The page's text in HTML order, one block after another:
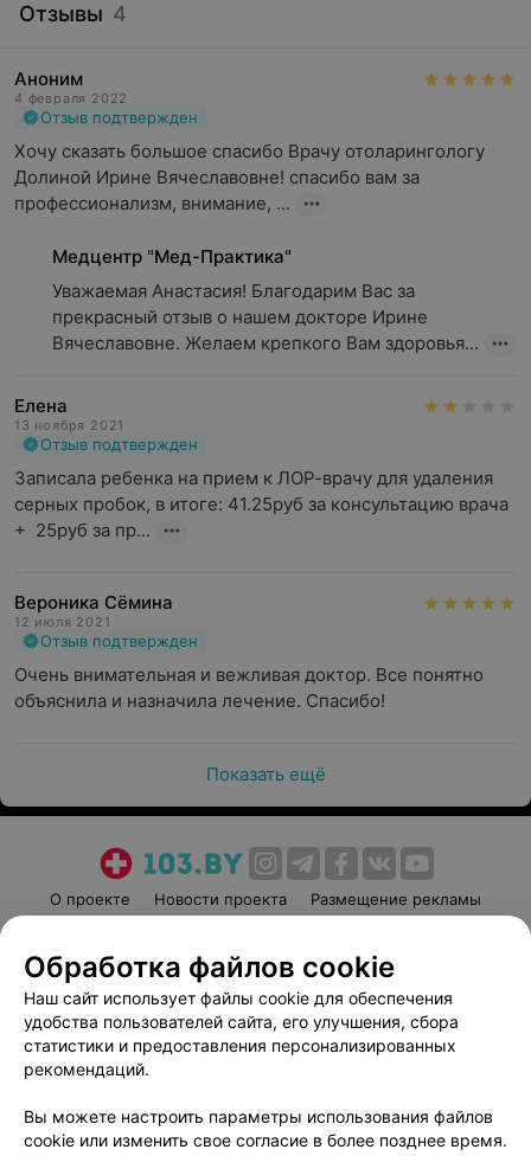
Отзывы 4
Аноним
4 февраля 2022
Отзыв подтвержден
Хочу сказать большое спасибо Врачу отоларингологу
Долиной Ирине Вячеславовне! спасибо вам за
профессионализм, внимание, ...
Медцентр "Мед-Практика"
Уважаемая Анастасия! Благодарим Вас за
прекрасный отзыв о нашем докторе Ирине
Вячеславовне. Желаем крепкого Вам здоровья...
Елена
13 ноября 2021
Отзыв подтвержден
Записала ребенка на прием к ЛОР-врачу для удаления
серных пробок, в итоге: 41.25руб за консультацию врача
+  25руб за пр...
Вероника Сёмина
12 июля 2021
Отзыв подтвержден
Очень внимательная и вежливая доктор. Все понятно
объяснила и назначила лечение. Спасибо!
Показать ещё
О проекте Новости проекта
Размещение рекламы
Пользовательское соглашение
Способы оплаты
Вакансии
Партнеры
Написать руководителю 103.by
Обработка персональных данных
Обработка файлов cookie
Наш сайт использует файлы cookie для обеспечения
удобства пользователей сайта, его улучшения, сбора
статистики и предоставления персонализированных
рекомендаций.
Вы можете настроить параметры использования файлов
cookie или изменить свое согласие в более позднее время.